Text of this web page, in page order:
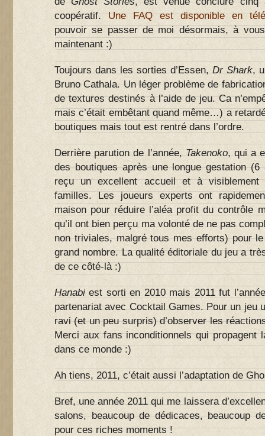
coopératif.Une FAQ est disponible en
pouvoir se passer de moi désormais, à
maintenant :)
Toujours dans les sorties d’Essen,Dr Shark,
Bruno Cathala. Un léger problème de
de textures destinés à l’aide de jeu. Ca
mais c’était embêtant quand même…) a
boutiques mais tout est rentré dans l’ordre.
Derrière parution de l’année,Takenoko, qui a
des boutiques après une longue gestation
reçu un excellent accueil et à visiblement
familles. Les joueurs experts ont
maison pour réduire l’aléa profit du contrôle
qu’il ont bien perçu ma volonté de ne pas
non triviales, malgré tous mes efforts) pour
grand nombre. La qualité éditoriale du jeu a
de ce côté-là :)
Hanabi est sorti en 2010 mais 2011 fut
partenariat avec Cocktail Games. Pour un jeu
ravi (et un peu surpris) d’observer les
Merci aux fans inconditionnels qui propagent
dans ce monde :)
Ah tiens, 2011, c’était aussi l’adaptation de
Bref, une année 2011 qui me laissera
salons, beaucoup de dédicaces, beaucoup
pour ces riches moments !